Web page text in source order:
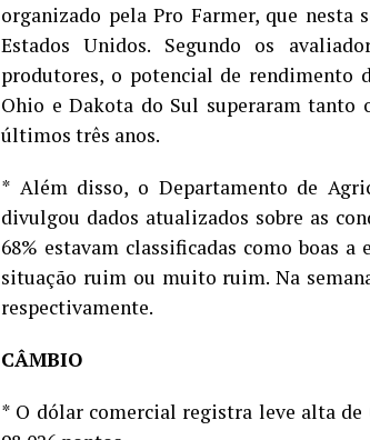
organizado pela Pro Farmer, que nesta
Estados Unidos. Segundo os
produtores, o potencial de rendimento
Ohio e Dakota do Sul superaram tanto
últimos três anos.
* Além disso, o Departamento de
divulgou dados atualizados sobre as
68% estavam classificadas como boas
situação ruim ou muito ruim. Na
respectivamente.
CÂMBIO
* O dólar comercial registra leve alta de